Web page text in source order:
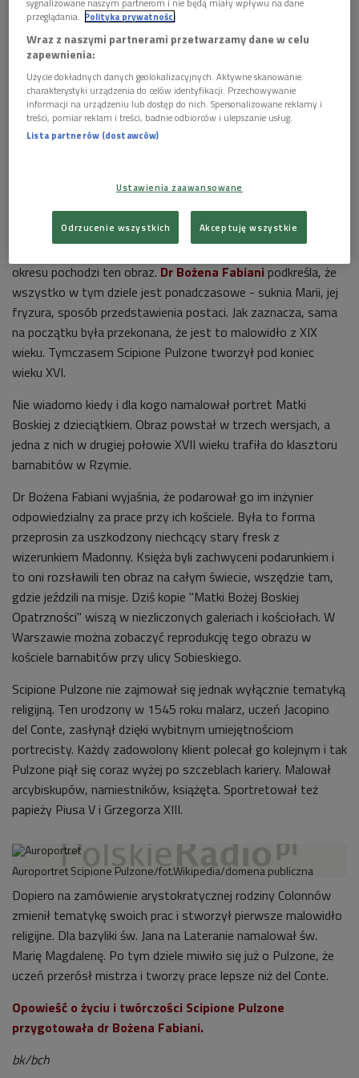
O Scipione Pulzone, zwanym Gaetano, słyszało pewnie
nawet niewielu miłośników sztuki. Jednak jedno z jego dzieł -
"Matka Boża Boskiej Opatrzności" - osiągnęło światową
okresu pochodzi ten obraz. Dr Bożena Fabiani podkreśla, że
wszystko w tym dziele jest ponadczasowe - suknia Marii, jej
fryzura, sposób przedstawienia postaci. Jak zaznacza, sama
na początku była przekonana, że jest to malowidło z XIX
wieku. Tymczasem Scipione Pulzone tworzył pod koniec
wieku XVI.
Nie wiadomo kiedy i dla kogo namalował portret Matki
Boskiej z dzieciątkiem. Obraz powstał w trzech wersjach, a
jedna z nich w drugiej połowie XVII wieku trafiła do klasztoru
barnabitów w Rzymie.
Dr Bożena Fabiani wyjaśnia, że podarował go im inżynier
odpowiedzialny za prace przy ich kościele. Była to forma
przeprosin za uszkodzony niechcący stary fresk z
wizerunkiem Madonny. Księża byli zachwyceni podarunkiem i
to oni rozsławili ten obraz na całym świecie, wszędzie tam,
gdzie jeździli na misje. Dziś kopie "Matki Bożej Boskiej
Opatrzności" wiszą w niezliczonych galeriach i kościołach. W
Warszawie można zobaczyć reprodukcję tego obrazu w
kościele barnabitów przy ulicy Sobieskiego.
Scipione Pulzone nie zajmował się jednak wyłącznie tematyką
religijną. Ten urodzony w 1545 roku malarz, uczeń Jacopino
del Conte, zasłynął dzięki wybitnym umiejętnościom
portrecisty. Każdy zadowolony klient polecał go kolejnym i tak
Pulzone piął się coraz wyżej po szczeblach kariery. Malował
arcybiskupów, namiestników, książęta. Sportretował też
papieży Piusa V i Grzegorza XIII.
Auroportret Scipione Pulzone/fot.Wikipedia/domena publiczna
Dopiero na zamówienie arystokratycznej rodziny Colonnów
zmienił tematykę swoich prac i stworzył pierwsze malowidło
religijne. Dla bazyliki św. Jana na Lateranie namalował św.
Marię Magdalenę. Po tym dziele miwiło się już o Pulzone, że
uczeń przerósł mistrza i tworzy prace lepsze niż del Conte.
Opowieść o życiu i twórczości Scipione Pulzone
przygotowała dr Bożena Fabiani.
bk/bch
sygnalizowane naszym partnerom i nie będą miały wpływu na dane
przeglądania. Polityka prywatności
Wraz z naszymi partnerami przetwarzamy dane w celu
zapewnienia:
Użycie dokładnych danych geolokalizacyjnych. Aktywne skanowanie
charakterystyki urządzenia do celów identyfikacji. Przechowywanie
informacji na urządzeniu lub dostęp do nich. Spersonalizowane reklamy i
treści, pomiar reklam i treści, badnie odbiorców i ulepszanie usług.
Lista partnerów (dostawców)
Ustawienia zaawansowane
Odrzucenie wszystkich Akceptuję wszystkie